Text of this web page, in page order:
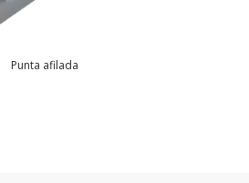
Punta afilada